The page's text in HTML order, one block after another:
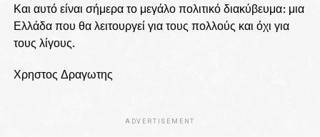
Και αυτό είναι σήμερα το μεγάλο πολιτικό διακύβευμα: μια
Ελλάδα που θα λειτουργεί για τους πολλούς και όχι για
τους λίγους.
Χρηστος Δραγωτης
ADVERTISEMENT